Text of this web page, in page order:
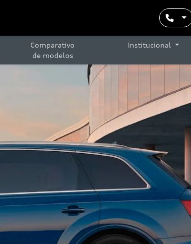
Comparativo
de modelos
Institucional